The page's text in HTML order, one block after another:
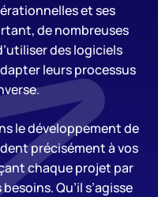
et ses
de nombreuses
des logiciels
leurs processus
le développement de
précisément à vos
chaque projet par
Qu’il s’agisse